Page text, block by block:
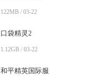
122MB / 03-22
口袋精灵2
1.12GB / 03-22
和平精英国际服